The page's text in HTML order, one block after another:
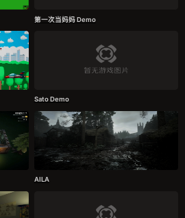
第一次当妈妈 Demo
Sato Demo
AILA